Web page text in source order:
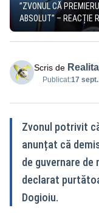
”ZVONUL CĂ
ABSOLUT” – REACȚIE
Scris de
Publicat:17
Zvonul potrivit
anunțat că
de guvernare de
declarat
Dogioiu.